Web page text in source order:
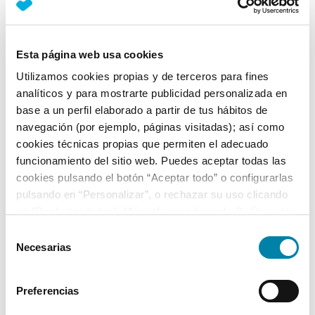
Esta página web usa cookies
Utilizamos cookies propias y de terceros para fines
analíticos y para mostrarte publicidad personalizada en
base a un perfil elaborado a partir de tus hábitos de
navegación (por ejemplo, páginas visitadas); así como
cookies técnicas propias que permiten el adecuado
funcionamiento del sitio web. Puedes aceptar todas las
cookies pulsando el botón “Aceptar todo” o configurarlas
pulsando en “Personalizar”, o rechazar su uso clicando
Necesarias
Preferencias
5 10/12/2010
Tracción
Delantera
Equipamiento*
Ficha técnica
Exterior
Interior